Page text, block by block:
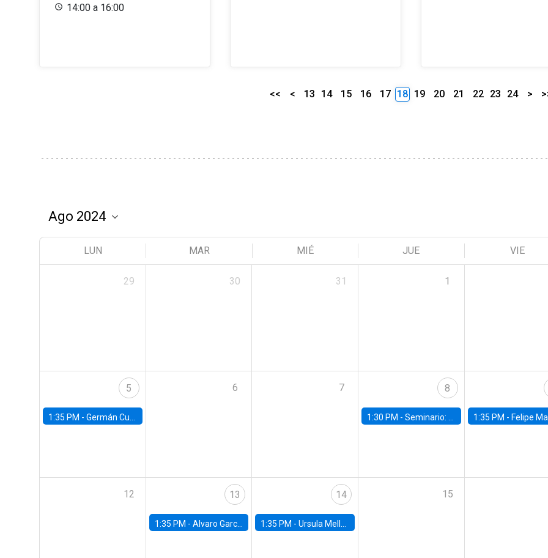
14:00 a 16:00
<< < 13 14 15 16 17 18 19 20 21 22 23 24 >
LUN MAR MIÉ JUE VIE
29 30 31 1
5
1:35 PM - Germán Cubas, University of Houston
6 7 8
1:30 PM -Seminario: “Recuperando la humanidad para progresar en la era de la IA» 1:35 PM - Felipe Martínez, alumno Doctorado en
12 13
1:35 PM - Alvaro Garcia-Marin, Universidad de Los Andes
14
1:35 PM -Ursula Mello, Insper - Institute of Education and Research
15